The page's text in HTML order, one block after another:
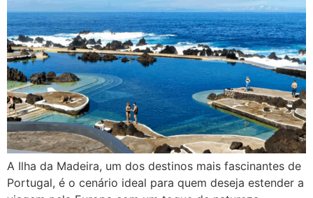
A Ilha da Madeira, um dos destinos mais fascinantes de
Portugal, é o cenário ideal para quem deseja estender a